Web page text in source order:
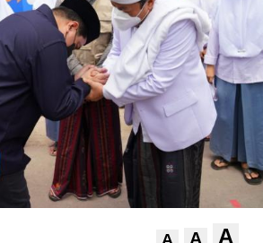
A A A